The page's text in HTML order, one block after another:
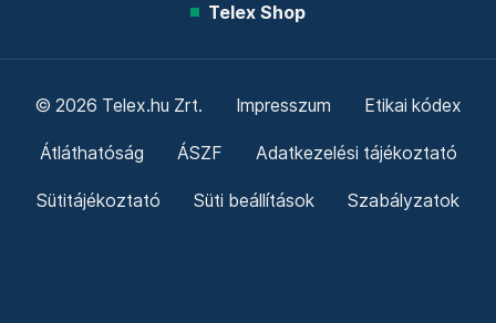
Telex Shop
© 2026 Telex.hu Zrt. Impresszum Etikai kódex
Átláthatóság ÁSZF Adatkezelési tájékoztató
Sütitájékoztató Süti beállítások Szabályzatok